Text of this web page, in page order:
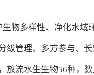
物多样性、净化水域
级管理、多方参与、
放流水生生物56种，